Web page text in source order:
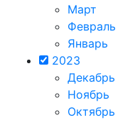
Март
Февраль
Январь
2023
Декабрь
Ноябрь
Октябрь